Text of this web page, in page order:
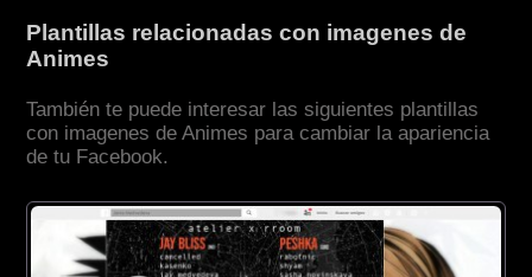
Plantillas relacionadas con imagenes de
Animes
También te puede interesar las siguientes plantillas
con imagenes de Animes para cambiar la apariencia
de tu Facebook.